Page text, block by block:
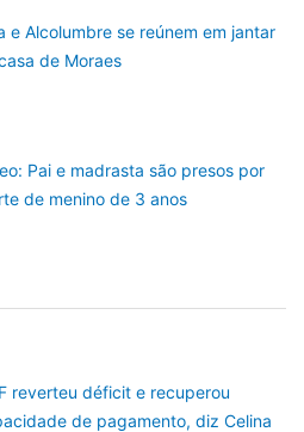
e Alcolumbre se reúnem em jantar
de Moraes
Pai e madrasta são presos por
de menino de 3 anos
reverteu déficit e recuperou
de pagamento, diz Celina